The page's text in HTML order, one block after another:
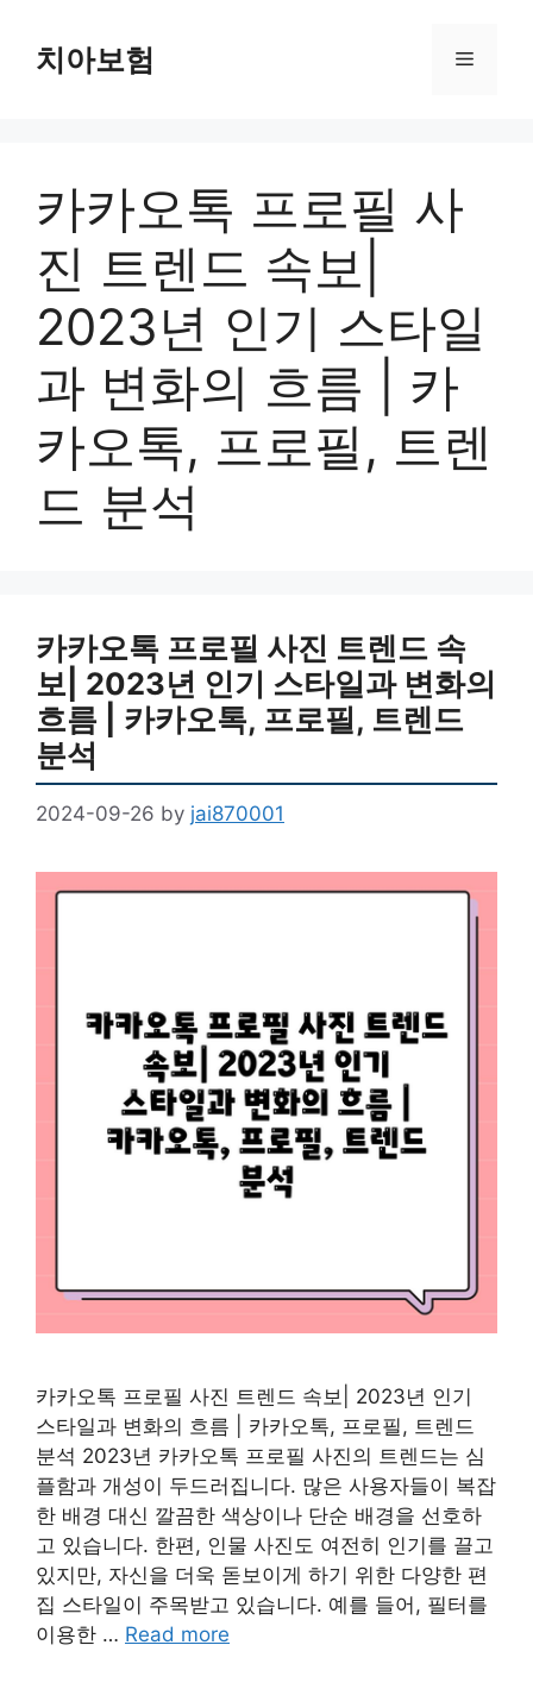
content치아보험 Menu
카카오톡 프로필 사
진 트렌드 속보|
2023년 인기 스타일
과 변화의 흐름 | 카
카오톡, 프로필, 트렌
드 분석
카카오톡 프로필 사진 트렌드 속
보| 2023년 인기 스타일과 변화의
흐름 | 카카오톡, 프로필, 트렌드
분석
2024-09-26 by jai870001
카카오톡 프로필 사진 트렌드 속보| 2023년 인기
스타일과 변화의 흐름 | 카카오톡, 프로필, 트렌드
분석 2023년 카카오톡 프로필 사진의 트렌드는 심
플함과 개성이 두드러집니다. 많은 사용자들이 복잡
한 배경 대신 깔끔한 색상이나 단순 배경을 선호하
고 있습니다. 한편, 인물 사진도 여전히 인기를 끌고
있지만, 자신을 더욱 돋보이게 하기 위한 다양한 편
집 스타일이 주목받고 있습니다. 예를 들어, 필터를
이용한 … Read more